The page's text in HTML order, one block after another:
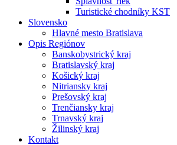
Turistické chodníky KST
Slovensko
Hlavné mesto Bratislava
Opis Regiónov
Banskobystrický kraj
Bratislavský kraj
Košický kraj
Nitriansky kraj
Prešovský kraj
Trenčiansky kraj
Trnavský kraj
Žilinský kraj
Kontakt